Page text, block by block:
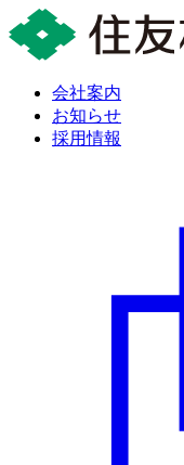
会社案内
お知らせ
採用情報